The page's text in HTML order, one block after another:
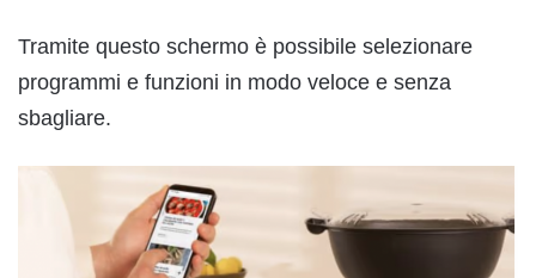
Tramite questo schermo è possibile selezionare
programmi e funzioni in modo veloce e senza
sbagliare.